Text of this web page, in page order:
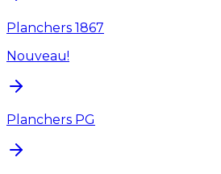
Planchers 1867
Nouveau!
Planchers PG